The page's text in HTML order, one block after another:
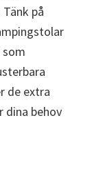
Tänk på
de extra
dina behov